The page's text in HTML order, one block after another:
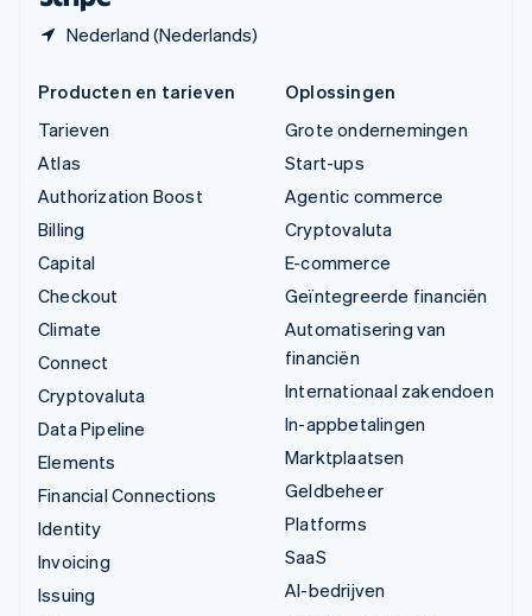
Nederland (Nederlands)
Producten en tarieven
Tarieven
Atlas
Authorization Boost
Billing
Capital
Checkout
Climate
Connect
Cryptovaluta
Data Pipeline
Elements
Financial Connections
Identity
Invoicing
Issuing
Oplossingen
Grote ondernemingen
Start-ups
Agentic commerce
Cryptovaluta
E-commerce
Geïntegreerde financiën
Automatisering van
financiën
Internationaal zakendoen
In-appbetalingen
Marktplaatsen
Geldbeheer
Platforms
SaaS
AI-bedrijven